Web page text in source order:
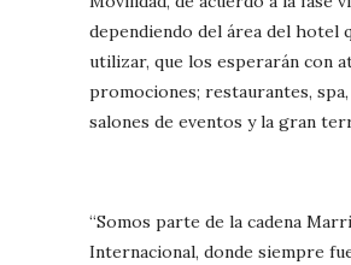
dependiendo del área del hotel
utilizar, que los esperarán con
promociones; restaurantes,
salones de eventos y la gran
“Somos parte de la cadena
Internacional, donde siempre